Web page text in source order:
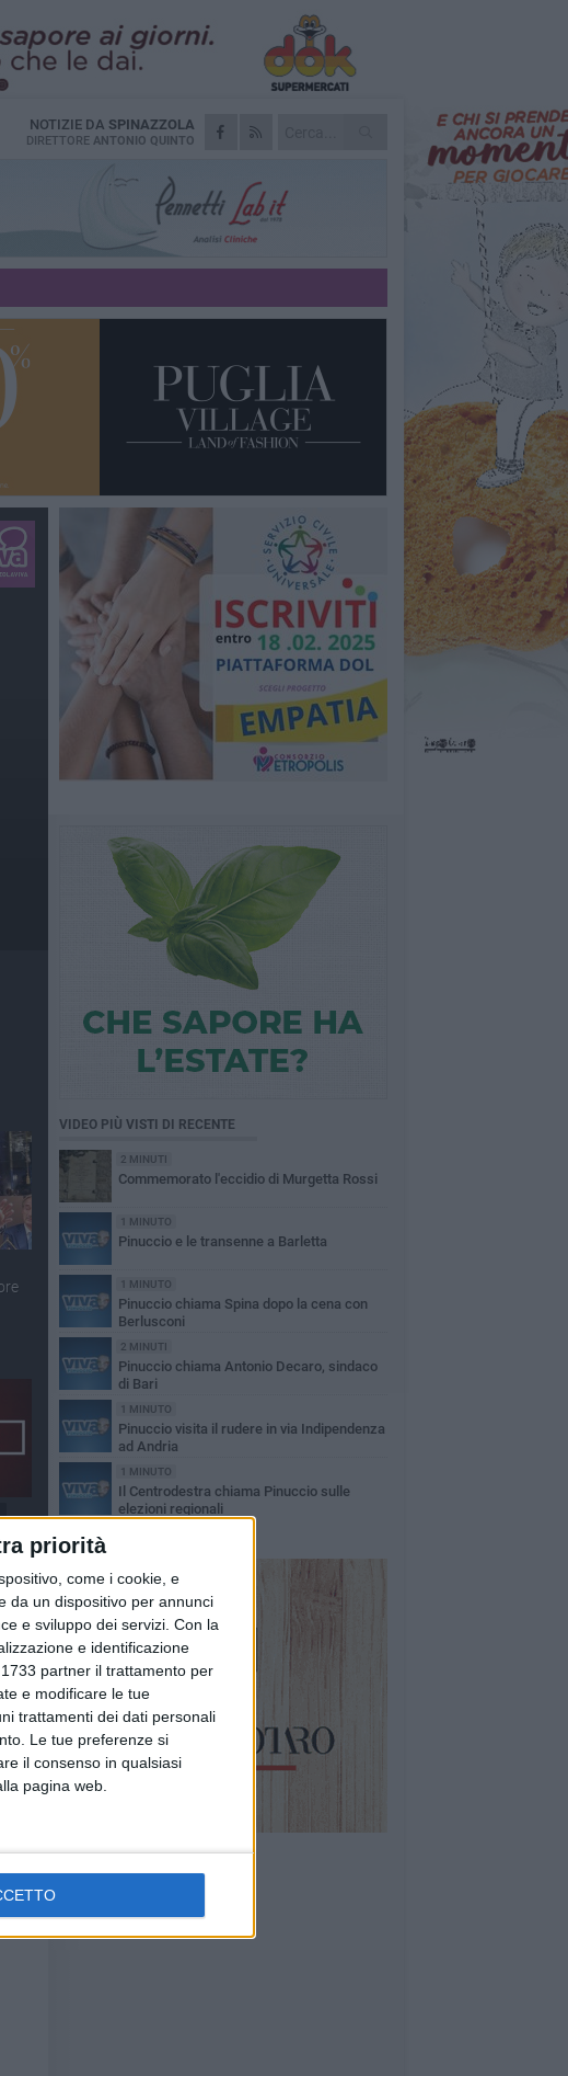
priorità
come i cookie, e
da un dispositivo per annunci
e sviluppo dei servizi. Con la
e identificazione
partner il trattamento per
e modificare le tue
trattamenti dei dati personali
Le tue preferenze si
il consenso in qualsiasi
pagina web.
NOTIZIE DA SPINAZZOLA
DIRETTORE ANTONIO QUINTO
VIDEO PIÙ VISTI DI RECENTE
2 MINUTI
Commemorato l'eccidio di Murgetta Rossi
1 MINUTO
Pinuccio e le transenne a Barletta
1 MINUTO
Pinuccio chiama Spina dopo la cena con
Berlusconi
2 MINUTI
Pinuccio chiama Antonio Decaro, sindaco
di Bari
1 MINUTO
Pinuccio visita il rudere in via Indipendenza
ad Andria
1 MINUTO
Il Centrodestra chiama Pinuccio sulle
elezioni regionali